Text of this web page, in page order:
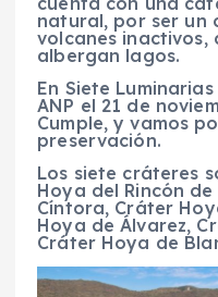
natural, por ser un
volcanes inactivos,
albergan lagos.
En Siete
ANP el 21 de
Cumple, y vamos
preservación.
Los siete cráteres
Hoya del Rincón
Cíntora, Cráter
Hoya de Álvarez,
Cráter Hoya de